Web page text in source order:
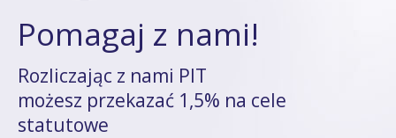
Pomagaj z nami!
Rozliczając z nami PIT
możesz przekazać 1,5% na cele
statutowe